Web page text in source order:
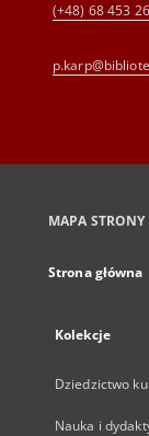
(+48) 68 453
MAPA STRONY
Strona główna
Kolekcje
Dziedzictwo
Nauka i